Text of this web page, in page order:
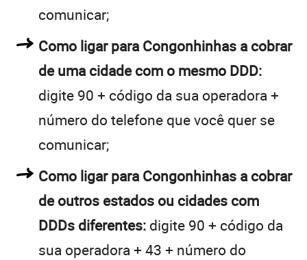
comunicar;
Como ligar para Congonhinhas a cobrar
de uma cidade com o mesmo DDD:
digite 90 + código da sua operadora +
número do telefone que você quer se
comunicar;
Como ligar para Congonhinhas a cobrar
de outros estados ou cidades com
DDDs diferentes: digite 90 + código da
sua operadora + 43 + número do